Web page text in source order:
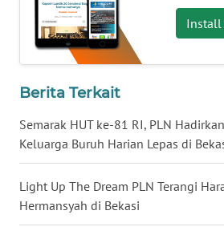
Install
Berita Terkait
Semarak HUT ke-81 RI, PLN
Keluarga Buruh Harian Lepas di
Light Up The Dream PLN Terangi
Hermansyah di Bekasi
WN
BABEL
WN
WN
WN
BENGKULU